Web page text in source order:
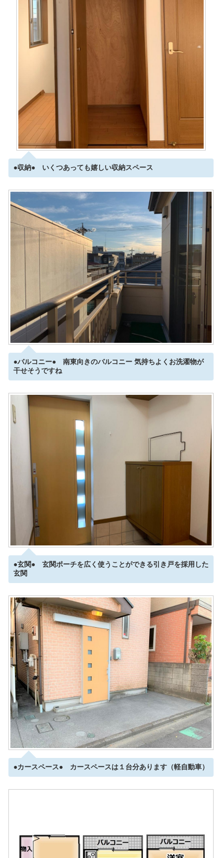
●収納● いくつあっても嬉しい収納スペース
●バルコニー● 南東向きのバルコニー 気持ちよくお洗濯物が
干せそうですね
●玄関● 玄関ポーチを広く使うことができる引き戸を採用した
玄関
●カースペース● カースペースは１台分あります（軽自動車）